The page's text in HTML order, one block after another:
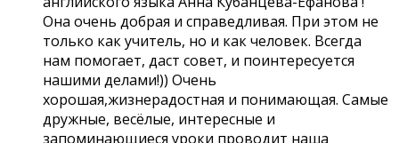
Она очень добрая и справедливая. При этом не
только как учитель, но и как человек. Всегда
нам помогает, даст совет, и поинтересуется
нашими делами!)) Очень
хорошая,жизнерадостная и понимающая. Самые
дружные, весёлые, интересные и
запоминающиеся уроки проводит наша